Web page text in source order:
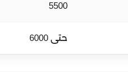
5500
حتى 6000